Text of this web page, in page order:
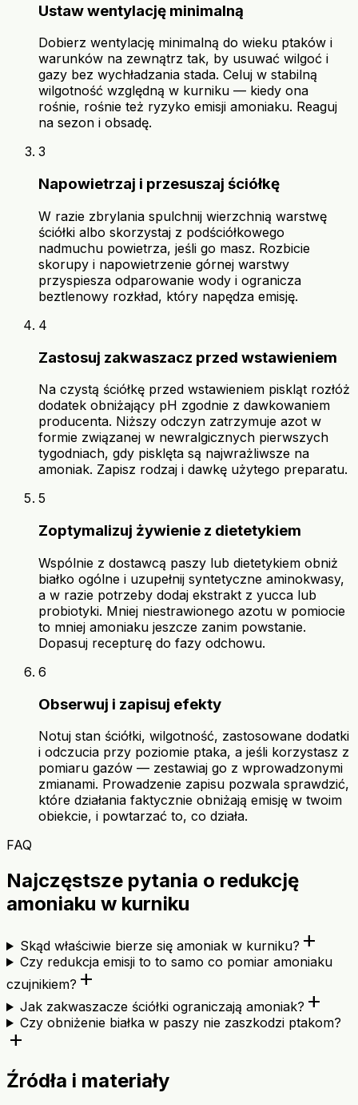
Ustaw wentylację minimalną
Dobierz wentylację minimalną do wieku ptaków i
warunków na zewnątrz tak, by usuwać wilgoć i
gazy bez wychładzania stada. Celuj w stabilną
wilgotność względną w kurniku — kiedy ona
rośnie, rośnie też ryzyko emisji amoniaku. Reaguj
na sezon i obsadę.
3
Napowietrzaj i przesuszaj ściółkę
W razie zbrylania spulchnij wierzchnią warstwę
ściółki albo skorzystaj z podściółkowego
nadmuchu powietrza, jeśli go masz. Rozbicie
skorupy i napowietrzenie górnej warstwy
przyspiesza odparowanie wody i ogranicza
beztlenowy rozkład, który napędza emisję.
4
Zastosuj zakwaszacz przed wstawieniem
Na czystą ściółkę przed wstawieniem piskląt rozłóż
dodatek obniżający pH zgodnie z dawkowaniem
producenta. Niższy odczyn zatrzymuje azot w
formie związanej w newralgicznych pierwszych
tygodniach, gdy pisklęta są najwrażliwsze na
amoniak. Zapisz rodzaj i dawkę użytego preparatu.
5
Zoptymalizuj żywienie z dietetykiem
Wspólnie z dostawcą paszy lub dietetykiem obniż
białko ogólne i uzupełnij syntetyczne aminokwasy,
a w razie potrzeby dodaj ekstrakt z yucca lub
probiotyki. Mniej niestrawionego azotu w pomiocie
to mniej amoniaku jeszcze zanim powstanie.
Dopasuj recepturę do fazy odchowu.
6
Obserwuj i zapisuj efekty
Notuj stan ściółki, wilgotność, zastosowane dodatki
i odczucia przy poziomie ptaka, a jeśli korzystasz z
pomiaru gazów — zestawiaj go z wprowadzonymi
zmianami. Prowadzenie zapisu pozwala sprawdzić,
które działania faktycznie obniżają emisję w twoim
obiekcie, i powtarzać to, co działa.
FAQ
Najczęstsze pytania o redukcję
amoniaku w kurniku
Skąd właściwie bierze się amoniak w kurniku? add
Czy redukcja emisji to to samo co pomiar amoniaku
czujnikiem? add
Jak zakwaszacze ściółki ograniczają amoniak? add
Czy obniżenie białka w paszy nie zaszkodzi ptakom?
add
Źródła i materiały